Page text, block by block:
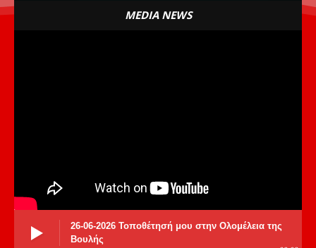
MEDIA NEWS
26-06-2026 Τοποθέτησή μου στην Ολομέλεια της
Βουλής